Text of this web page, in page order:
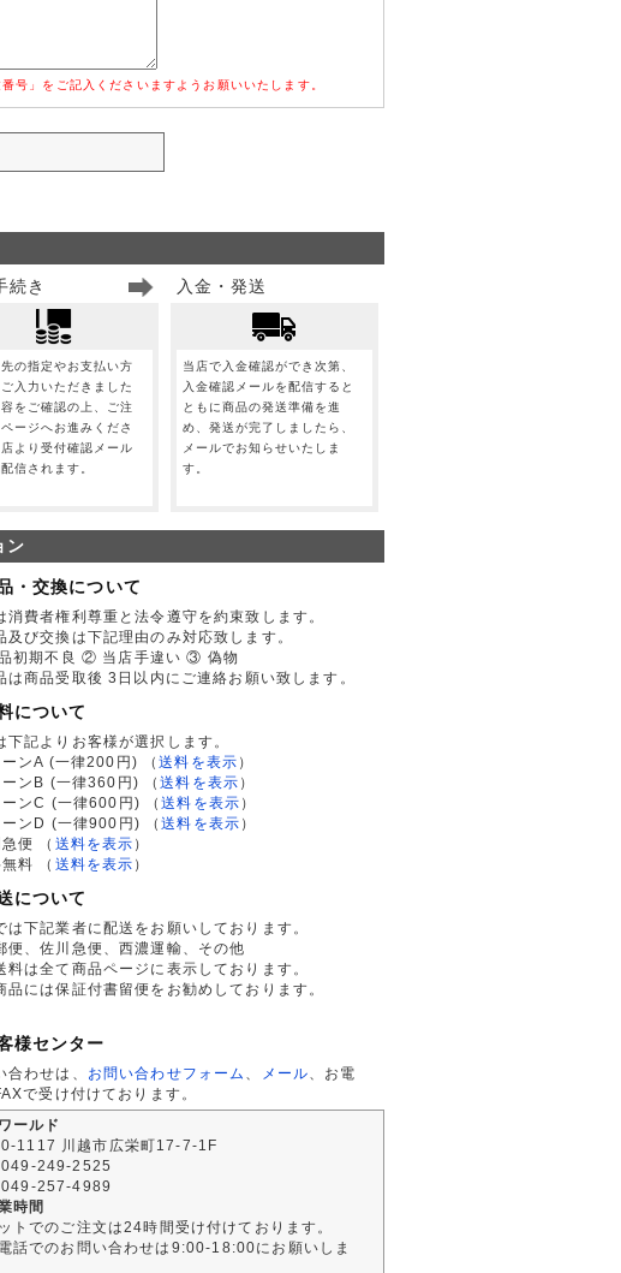
号」をご記入くださいますようお願いいたします。
続き
の指定やお支払い方
入力いただきました
をご確認の上、ご注
ージへお進みくださ
より受付確認メール
信されます。
入金・発送
当店で入金確認ができ次第、
入金確認メールを配信すると
ともに商品の発送準備を進
め、発送が完了しましたら、
メールでお知らせいたしま
す。
ン
・交換について
消費者権利尊重と法令遵守を約束致します。
及び交換は下記理由のみ対応致します。
初期不良 ② 当店手違い ③ 偽物
は商品受取後 3日以内にご連絡お願い致します。
について
下記よりお客様が選択します。
ンA (一律200円)
（送料を表示 ）
ーンB (一律360円)
（送料を表示 ）
ーンC (一律600円)
（送料を表示 ）
ーンD (一律900円)
（送料を表示 ）
便
（ 送料を表示 ）
料
（ 送料を表示 ）
について
は下記業者に配送をお願いしております。
便、佐川急便、西濃運輸、その他
料は全て商品ページに表示しております。
品には保証付書留便をお勧めしております。
様センター
合わせは、 お問い合わせフォーム メール 、お電
で受け付けております。
ールド
1117 川越市広栄町17-7-1F
249-2525
049-257-4989
時間
ットでのご注文は24時間受け付けております。
電話でのお問い合わせは9:00-18:00にお願いしま